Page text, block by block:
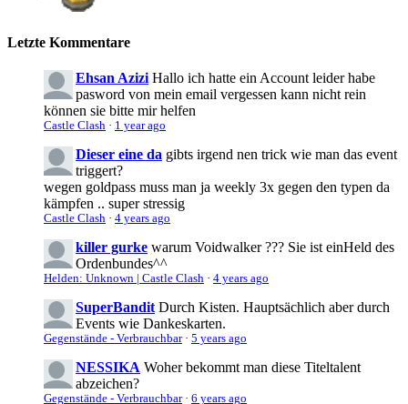
Letzte Kommentare
Ehsan Azizi Hallo ich hatte ein Account leider habe
pasword von mein email vergessen kann nicht rein
können sie bitte mir helfen
Castle Clash · 1 year ago
Dieser eine da gibts irgend nen trick wie man das event
triggert?
wegen goldpass muss man ja weekly 3x gegen den typen da
kämpfen .. super stressig
Castle Clash · 4 years ago
killer gurke warum Voidwalker ??? Sie ist einHeld des
Ordenbundes^^
Helden: Unknown | Castle Clash · 4 years ago
SuperBandit Durch Kisten. Hauptsächlich aber durch
Events wie Dankeskarten.
Gegenstände - Verbrauchbar· 5 years ago
NESSIKA Woher bekommt man diese Titeltalent
abzeichen?
Gegenstände - Verbrauchbar· 6 years ago